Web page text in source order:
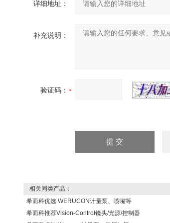
详细地址：
补充说明：
验证码：
相关同类产品：
希而科优选 WERUCON计量泵、喷嘴等
希而科推荐Vision-Control镜头/光源/控制器